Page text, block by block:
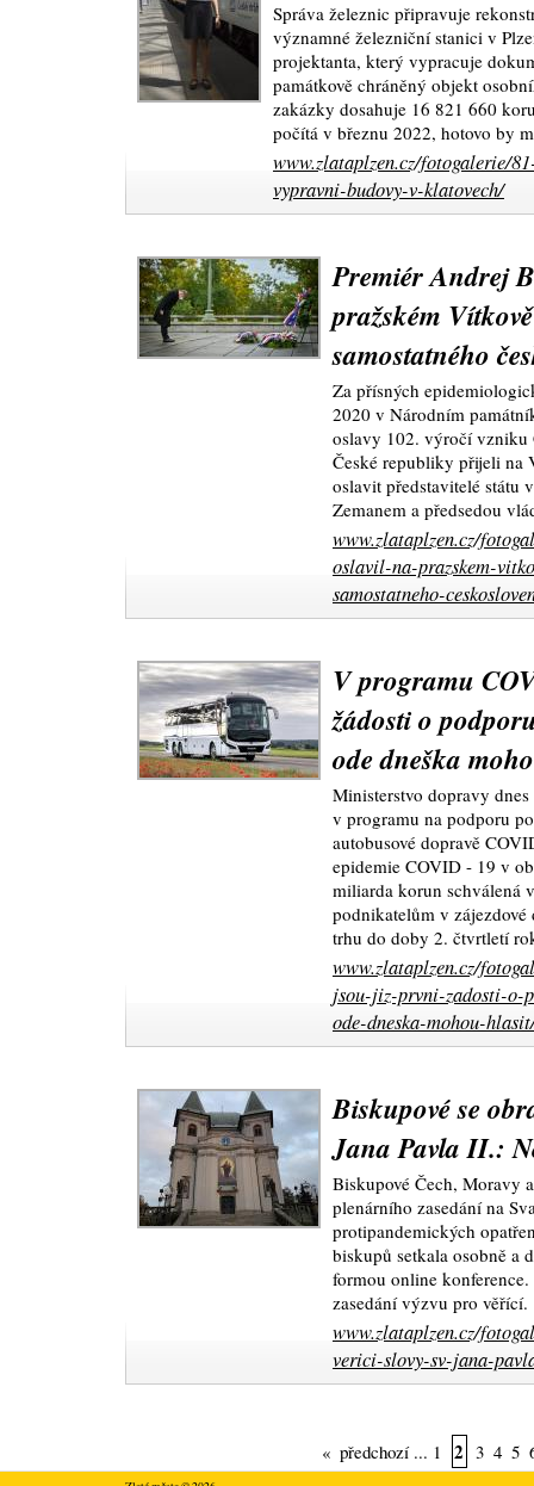
Správa železnic připravuje
významné železniční stanici v
projektanta, který vypracuje
památkově chráněný objekt
zakázky dosahuje 16 821 660
počítá v březnu 2022, hotovo by
www.zlataplzen.cz/fotogalerie/
vypravni-budovy-v-klatovech/
Premiér Andrej
pražském
samostatného
Za přísných
2020 v Národním
oslavy 102. výročí vzniku
České republiky přijeli na
oslavit představitelé státu
Zemanem a předsedou
www.zlataplzen.cz/
oslavil-na-prazskem-
samostatneho-
V programu
žádosti o
ode dneška
Ministerstvo dopravy
v programu na podporu
autobusové dopravě
epidemie COVID - 19 v
miliarda korun schválená
podnikatelům v
trhu do doby 2. čtvrtletí
www.zlataplzen.cz/
jsou-jiz-prvni-zadosti-o-
ode-dneska-mohou-
Biskupové se
Jana Pavla II.:
Biskupové Čech, Moravy
plenárního zasedání na
protipandemických
biskupů setkala osobně a
formou online
zasedání výzvu pro věřící.
www.zlataplzen.cz/
verici-slovy-sv-jana-
« předchozí ... 1 2 3 4 5